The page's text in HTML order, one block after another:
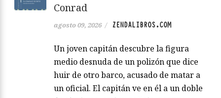
Conrad
agosto 09, 2026 / ZENDALIBROS.COM
Un joven capitán descubre la figura
medio desnuda de un polizón que dice
huir de otro barco, acusado de matar a
un oficial. El capitán ve en él a un doble